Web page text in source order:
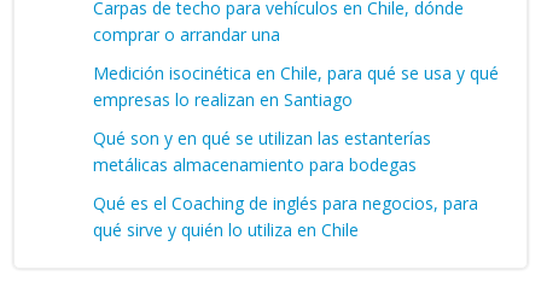
Carpas de techo para vehículos en Chile, dónde
comprar o arrandar una
Medición isocinética en Chile, para qué se usa y qué
empresas lo realizan en Santiago
Qué son y en qué se utilizan las estanterías
metálicas almacenamiento para bodegas
Qué es el Coaching de inglés para negocios, para
qué sirve y quién lo utiliza en Chile